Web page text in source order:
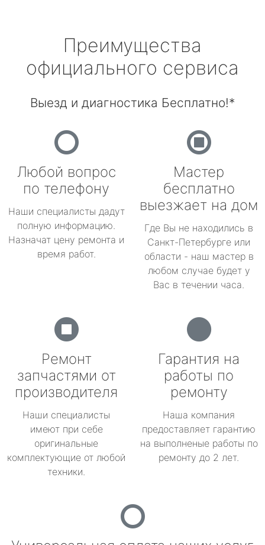
Преимущества
официального сервиса
Выезд и диагностика Бесплатно!*
Любой вопрос
по телефону
Наши специалисты дадут
полную информацию.
Назначат цену ремонта и
время работ.
Мастер
бесплатно
выезжает на дом
Где Вы не находились в
Санкт-Петербурге или
области - наш мастер в
любом случае будет у
Вас в течении часа.
Ремонт
запчастями от
производителя
Наши специалисты
имеют при себе
оригинальные
комплектующие от любой
техники.
Гарантия на
работы по
ремонту
Наша компания
предоставляет гарантию
на выполненые работы по
ремонту до 2 лет.